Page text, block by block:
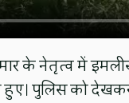
के नेतृत्व में
हुए। पुलिस को